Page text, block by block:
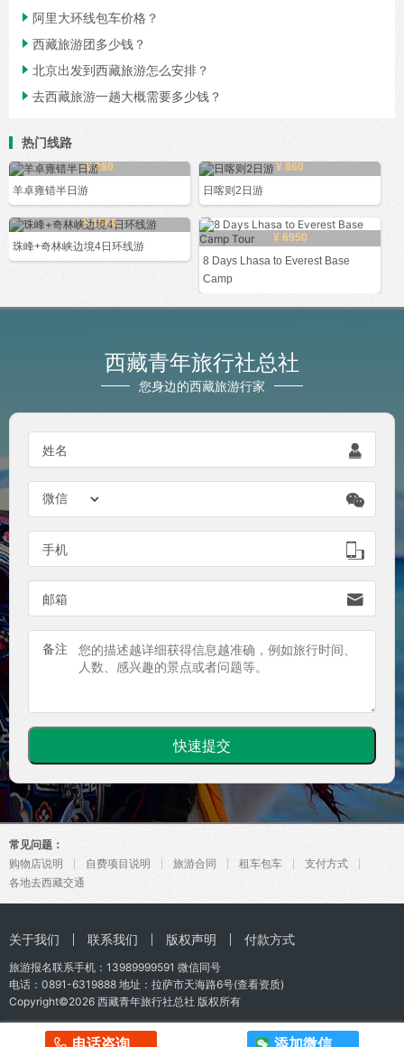
电话咨询 添加微信
 阿里大环线包车价格？
 西藏旅游团多少钱？
 北京出发到西藏旅游怎么安排？
 去西藏旅游一趟大概需要多少钱？
热门线路
¥ 280
羊卓雍错半日游
¥ 860
日喀则2日游
¥ 1560
珠峰+奇林峡边境4日环线游
¥ 6950
8 Days Lhasa to Everest Base
Camp
西藏青年旅行社总社
您身边的西藏旅游行家
姓名 

手机 
邮箱 
备注
常见问题：
购物店说明
自费项目说明 旅游合同 租车包车
支付方式
各地去西藏交通
关于我们 联系我们 版权声明 付款方式
旅游报名联系手机： 13989999591 微信同号
电话：0891-6319888 地址：拉萨市天海路6号(查看资质)
Copyright©2026 西藏青年旅行社总社 版权所有